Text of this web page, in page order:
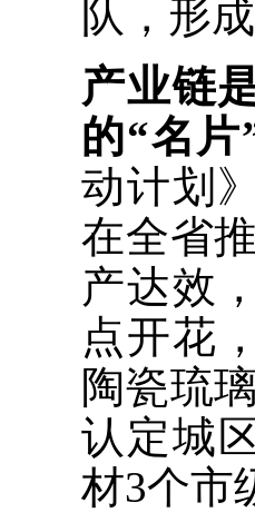
队，形
产业链
的“名片
动计划
在全省
产达效
点开花
陶瓷琉
认定城
材3个市